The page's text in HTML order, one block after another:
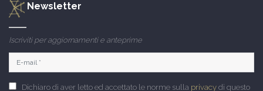
Newsletter
Iscriviti per aggiornamenti e anteprime
Dichiaro di aver letto ed accettato le norme sulla privacy di questo